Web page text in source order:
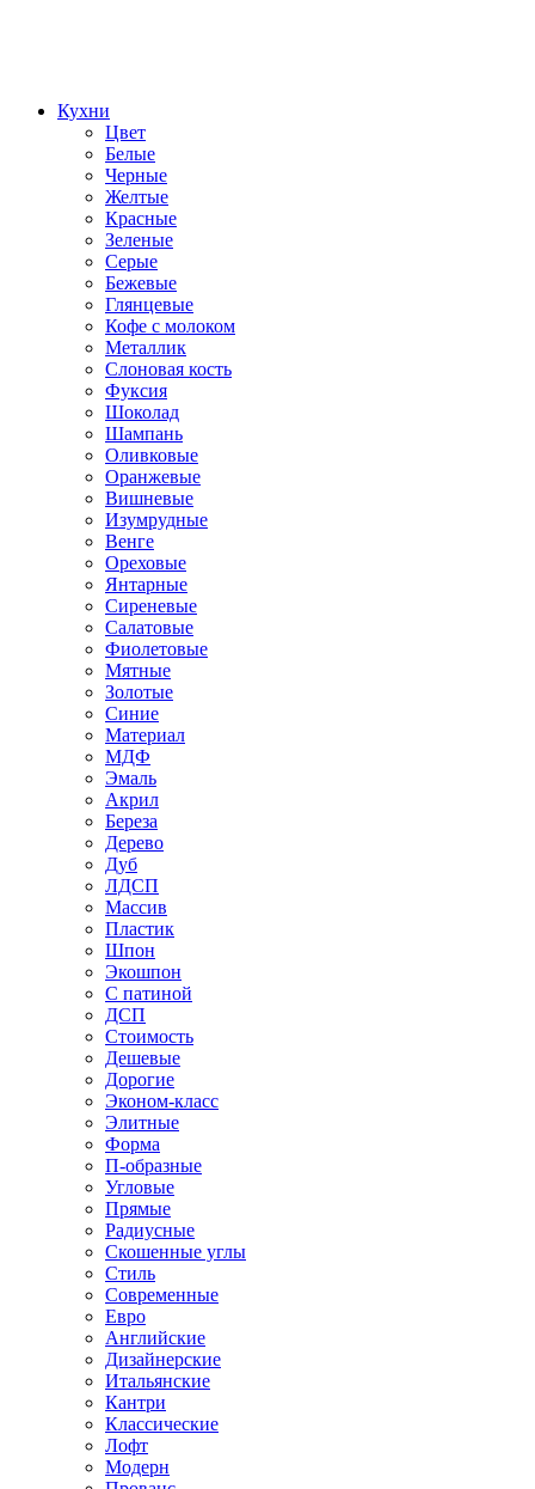
Кухни
Цвет
Белые
Черные
Желтые
Красные
Зеленые
Серые
Бежевые
Глянцевые
Кофе с молоком
Металлик
Слоновая кость
Фуксия
Шоколад
Шампань
Оливковые
Оранжевые
Вишневые
Изумрудные
Венге
Ореховые
Янтарные
Сиреневые
Салатовые
Фиолетовые
Мятные
Золотые
Синие
Материал
МДФ
Эмаль
Акрил
Береза
Дерево
Дуб
ЛДСП
Массив
Пластик
Шпон
Экошпон
С патиной
ДСП
Стоимость
Дешевые
Дорогие
Эконом-класс
Элитные
Форма
П-образные
Угловые
Прямые
Радиусные
Скошенные углы
Стиль
Современные
Евро
Английские
Дизайнерские
Итальянские
Кантри
Классические
Лофт
Модерн